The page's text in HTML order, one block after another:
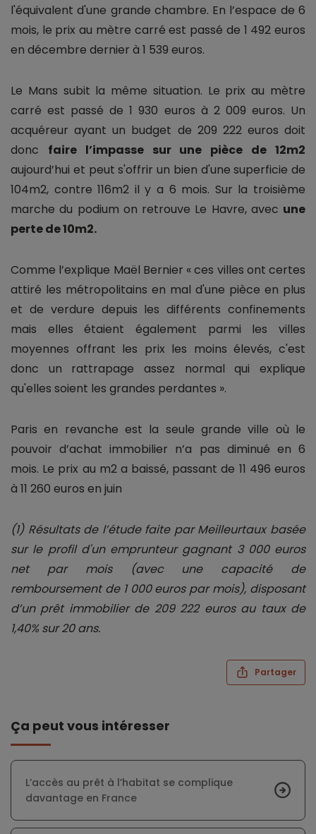
l'équivalent d'une grande chambre. En l’espace de 6
mois, le prix au mètre carré est passé de 1 492 euros
en décembre dernier à 1 539 euros.
Le Mans subit la même situation. Le prix au mètre
carré est passé de 1 930 euros à 2 009 euros. Un
acquéreur ayant un budget de 209 222 euros doit
donc faire l’impasse sur une pièce de 12m2
aujourd’hui et peut s'offrir un bien d'une superficie de
104m2, contre 116m2 il y a 6 mois. Sur la troisième
marche du podium on retrouve Le Havre, avec une
perte de 10m2.
Comme l’explique Maël Bernier « ces villes ont certes
attiré les métropolitains en mal d'une pièce en plus
et de verdure depuis les différents confinements
mais elles étaient également parmi les villes
moyennes offrant les prix les moins élevés, c'est
donc un rattrapage assez normal qui explique
qu'elles soient les grandes perdantes ».
Paris en revanche est la seule grande ville où le
pouvoir d’achat immobilier n’a pas diminué en 6
mois. Le prix au m2 a baissé, passant de 11 496 euros
à 11 260 euros en juin
(1) Résultats de l’étude faite par Meilleurtaux basée
sur le profil d'un emprunteur gagnant 3 000 euros
net par mois (avec une capacité de
remboursement de 1 000 euros par mois), disposant
d’un prêt immobilier de 209 222 euros au taux de
1,40% sur 20 ans.
Partager
Ça peut vous intéresser
L’accès au prêt à l’habitat se complique
davantage en France